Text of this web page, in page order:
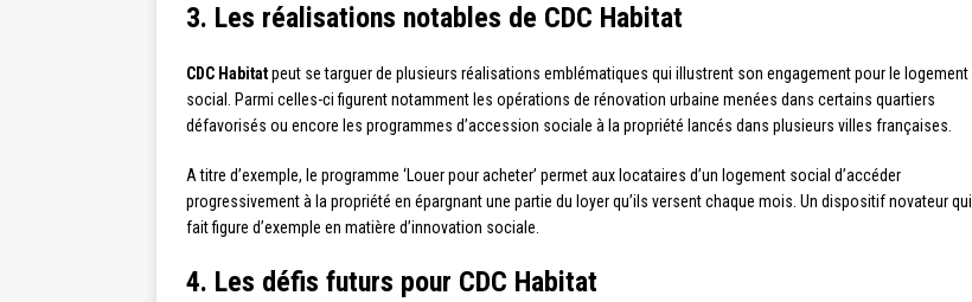
3. Les réalisations notables de CDC Habitat
CDC Habitatpeut se targuer de plusieurs réalisations emblématiques qui illustrent son engagement pour le logement
social. Parmi celles-ci figurent notamment les opérations de rénovation urbaine menées dans certains quartiers
défavorisés ou encore les programmes d’accession sociale à la propriété lancés dans plusieurs villes françaises.
A titre d’exemple, le programme ‘Louer pour acheter’ permet aux locataires d’un logement social d’accéder
progressivement à la propriété en épargnant une partie du loyer qu’ils versent chaque mois. Un dispositif novateur qui
fait figure d’exemple en matière d’innovation sociale.
4. Les défis futurs pour CDC Habitat